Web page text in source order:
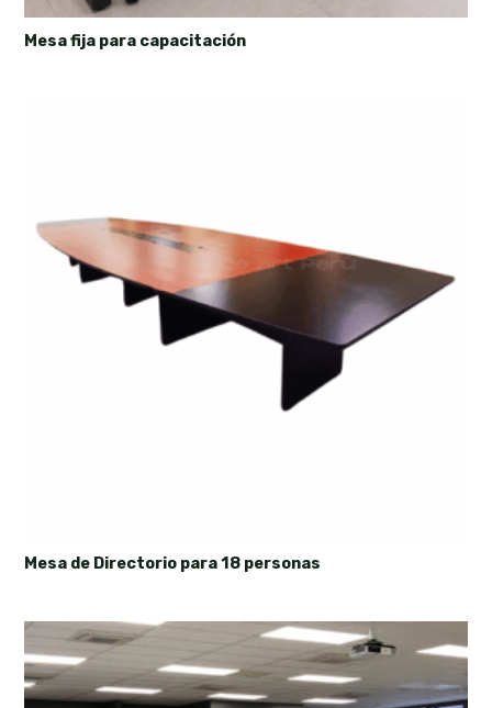
Mesa fija para capacitación
Mesa de Directorio para 18 personas